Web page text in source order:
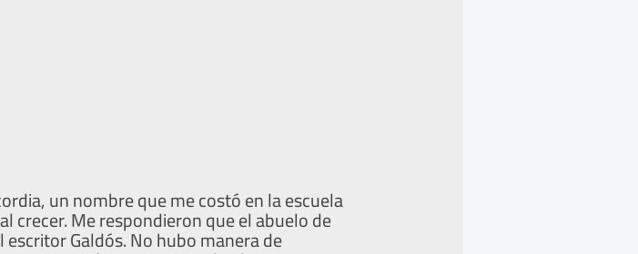
un nombre que me costó en la escuela
crecer. Me respondieron que el abuelo de
Galdós. No hubo manera de